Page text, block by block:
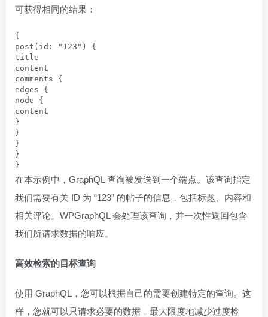
可获得相同的结果：
{
post(id: "123") {
title
content
comments {
edges {
node {
content
}
}
}
}
}
在本示例中，GraphQL 查询被发送到一个端点。该查询指定
我们需要有关 ID 为 “123” 的帖子的信息，包括标题、内容和
相关评论。WPGraphQL 会处理该查询，并一次性返回包含
我们所请求数据的响应。
高效检索的目标查询
使用 GraphQL，您可以根据自己的需要创建特定的查询。这
样，您就可以只请求必要的数据，最大限度地减少过度检